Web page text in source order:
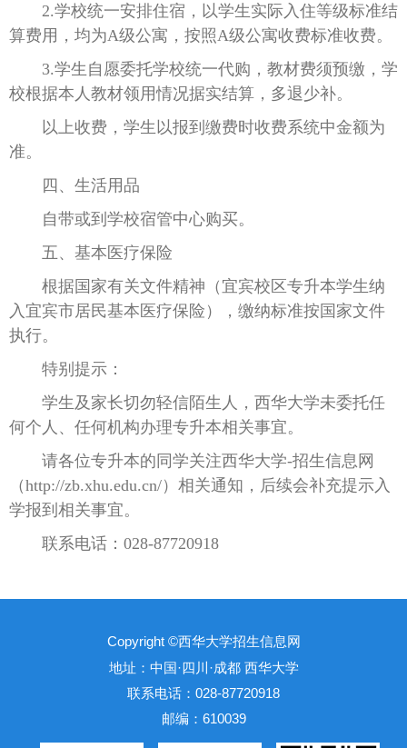
2.学校统一安排住宿，以学生实际入住等级标准结
算费用，均为A级公寓，按照A级公寓收费标准收费。
3.学生自愿委托学校统一代购，教材费须预缴，学
校根据本人教材领用情况据实结算，多退少补。
以上收费，学生以报到缴费时收费系统中金额为
准。
四、生活用品
自带或到学校宿管中心购买。
五、基本医疗保险
根据国家有关文件精神（宜宾校区专升本学生纳
入宜宾市居民基本医疗保险），缴纳标准按国家文件
执行。
特别提示：
学生及家长切勿轻信陌生人，西华大学未委托任
何个人、任何机构办理专升本相关事宜。
请各位专升本的同学关注西华大学-招生信息网
（http://zb.xhu.edu.cn/）相关通知，后续会补充提示入
学报到相关事宜。
联系电话：028-87720918
Copyright ©西华大学招生信息网
地址：中国·四川·成都 西华大学
联系电话：028-87720918
邮编：610039